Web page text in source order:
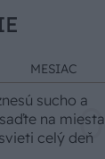
MESIAC
sucho a
na miesta,
celý deň